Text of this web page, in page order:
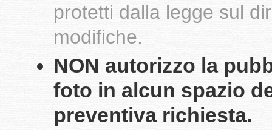
protetti dalla legge sul
modifiche.
NON autorizzo la
foto in alcun spazio
preventiva richiesta.